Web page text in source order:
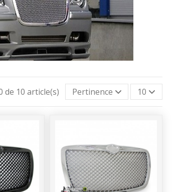
de 10 article(s) Pertinence 10